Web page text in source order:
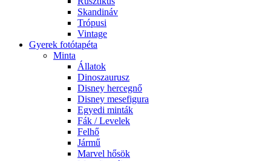
Skandináv
Trópusi
Vintage
Gyerek fotótapéta
Minta
Állatok
Dinoszaurusz
Disney hercegnő
Disney mesefigura
Egyedi minták
Fák / Levelek
Felhő
Jármű
Marvel hősök